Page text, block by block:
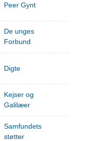
Peer Gynt
De unges
Forbund
Digte
Kejser og
Galilæer
Samfundets
støtter